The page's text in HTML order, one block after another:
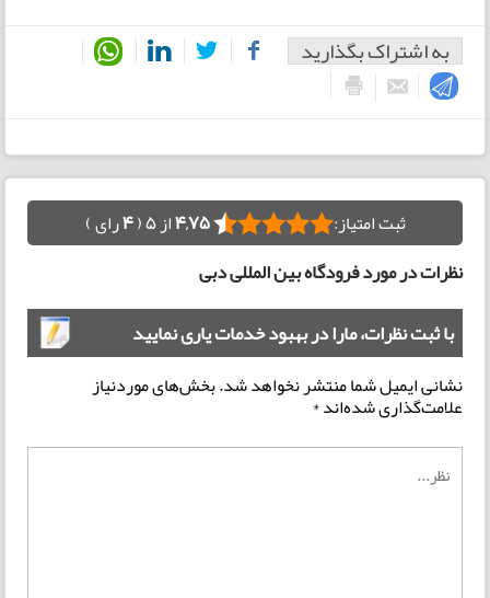
به اشتراک بگذارید
ثبت امتیاز: 4,75از 5 ( 4رای )
نظرات در مورد فرودگاه بین المللی دبی
با ثبت نظرات، مارا در بهبود خدمات یاری نمایید
نشانی ایمیل شما منتشر نخواهد شد.بخش‌های موردنیاز
علامت‌گذاری شده‌اند*